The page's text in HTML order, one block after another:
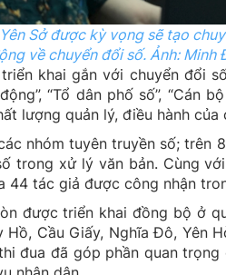
Sở được kỳ vọng sẽ tạo
về chuyển đổi số.Ảnh: Minh
khai gắn với chuyển đổi
“Tổ dân phố số”, “Cán
lượng quản lý, điều hành của
nhóm tuyên truyền số; trên
trong xử lý văn bản. Cùng
44 tác giả được công nhận
được triển khai đồng bộ ở
Cầu Giấy, Nghĩa Đô, Yên
đua đã góp phần quan trọng